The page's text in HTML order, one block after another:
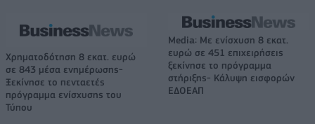
Χρηματοδότηση 8 εκατ. ευρώ
σε 843 μέσα ενημέρωσης-
Ξεκίνησε το πενταετές
πρόγραμμα ενίσχυσης του
Τύπου
Media: Με ενίσχυση 8 εκατ.
ευρώ σε 451 επιχειρήσεις
ξεκίνησε το πρόγραμμα
στήριξης- Κάλυψη εισφορών
ΕΔΟΕΑΠ